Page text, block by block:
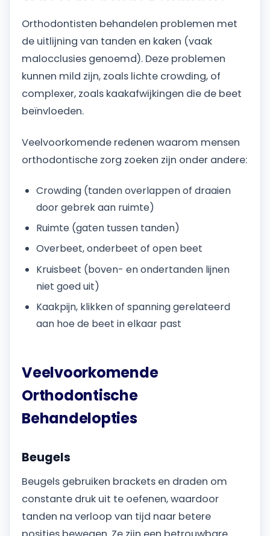
Orthodontisten behandelen problemen met
de uitlijning van tanden en kaken (vaak
malocclusies genoemd). Deze problemen
kunnen mild zijn, zoals lichte crowding, of
complexer, zoals kaakafwijkingen die de beet
beïnvloeden.
Veelvoorkomende redenen waarom mensen
orthodontische zorg zoeken zijn onder andere:
Crowding (tanden overlappen of draaien
door gebrek aan ruimte)
Ruimte (gaten tussen tanden)
Overbeet, onderbeet of open beet
Kruisbeet (boven- en ondertanden lijnen
niet goed uit)
Kaakpijn, klikken of spanning gerelateerd
aan hoe de beet in elkaar past
Veelvoorkomende
Orthodontische
Behandelopties
Beugels
Beugels gebruiken brackets en draden om
constante druk uit te oefenen, waardoor
tanden na verloop van tijd naar betere